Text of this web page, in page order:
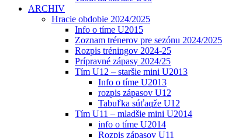
ARCHIV
Hracie obdobie 2024/2025
Info o tíme U2015
Zoznam trénerov pre sezónu 2024/2025
Rozpis tréningov 2024-25
Prípravné zápasy 2024/25
Tím U12 – staršie mini U2013
Info o tíme U2013
rozpis zápasov U12
Tabuľka súťaqže U12
Tím U11 – mladšie mini U2014
info o tíme U2014
Rozpis zápasov U11